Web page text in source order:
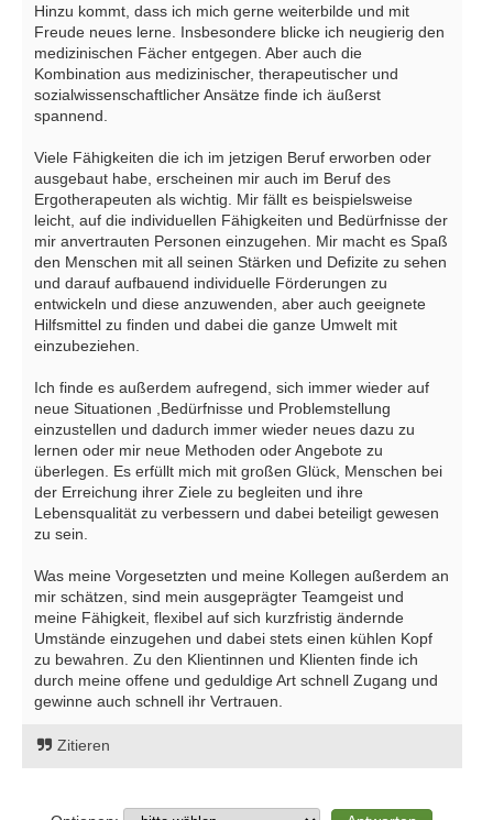
Hinzu kommt, dass ich mich gerne weiterbilde und mit
Freude neues lerne. Insbesondere blicke ich neugierig den
medizinischen Fächer entgegen. Aber auch die
Kombination aus medizinischer, therapeutischer und
sozialwissenschaftlicher Ansätze finde ich äußerst
spannend.
Viele Fähigkeiten die ich im jetzigen Beruf erworben oder
ausgebaut habe, erscheinen mir auch im Beruf des
Ergotherapeuten als wichtig. Mir fällt es beispielsweise
leicht, auf die individuellen Fähigkeiten und Bedürfnisse der
mir anvertrauten Personen einzugehen. Mir macht es Spaß
den Menschen mit all seinen Stärken und Defizite zu sehen
und darauf aufbauend individuelle Förderungen zu
entwickeln und diese anzuwenden, aber auch geeignete
Hilfsmittel zu finden und dabei die ganze Umwelt mit
einzubeziehen.
Ich finde es außerdem aufregend, sich immer wieder auf
neue Situationen ,Bedürfnisse und Problemstellung
einzustellen und dadurch immer wieder neues dazu zu
lernen oder mir neue Methoden oder Angebote zu
überlegen. Es erfüllt mich mit großen Glück, Menschen bei
der Erreichung ihrer Ziele zu begleiten und ihre
Lebensqualität zu verbessern und dabei beteiligt gewesen
zu sein.
Was meine Vorgesetzten und meine Kollegen außerdem an
mir schätzen, sind mein ausgeprägter Teamgeist und
meine Fähigkeit, flexibel auf sich kurzfristig ändernde
Umstände einzugehen und dabei stets einen kühlen Kopf
zu bewahren. Zu den Klientinnen und Klienten finde ich
durch meine offene und geduldige Art schnell Zugang und
gewinne auch schnell ihr Vertrauen.
Zitieren